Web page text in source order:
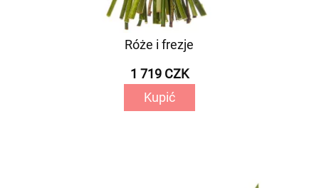
Róże i frezje
1 719 CZK
Kupić